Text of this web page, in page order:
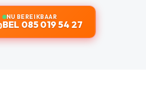
NU BEREIKBAAR
BEL 085 019 54 27